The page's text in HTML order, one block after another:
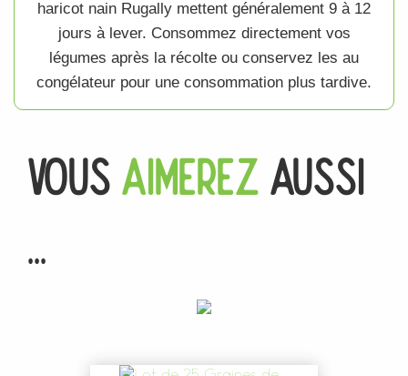
haricot nain Rugally mettent généralement 9 à 12
jours à lever. Consommez directement vos
légumes après la récolte ou conservez les au
congélateur pour une consommation plus tardive.
Vous Aimerez Aussi
...